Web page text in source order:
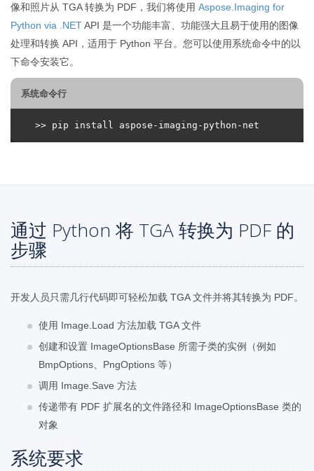
像和照片从 TGA 转换为 PDF，我们将使用 Aspose.Imaging for
Python via .NETAPI 是一个功能丰富、功能强大且易于使用的图像
处理和转换 API，适用于 Python 平台。您可以使用系统命令中的以
下命令安装它。
系统命令行
通过 Python 将 TGA 转换为 PDF 的
步骤
开发人员只需几行代码即可轻松加载 TGA 文件并将其转换为 PDF。
使用 Image.Load 方法加载 TGA 文件
创建和设置 ImageOptionsBase 所需子类的实例（例如
BmpOptions、PngOptions 等）
调用 Image.Save 方法
传递带有 PDF 扩展名的文件路径和 ImageOptionsBase 类的
对象
系统要求